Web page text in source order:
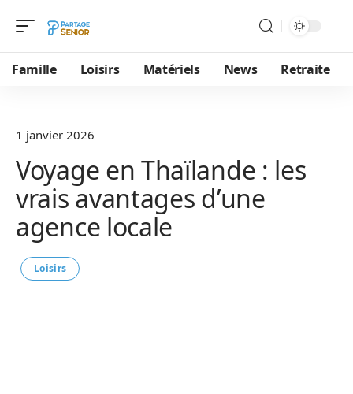
Famille Loisirs Matériels News Retraite
1 janvier 2026
Voyage en Thaïlande : les
vrais avantages d’une
agence locale
Loisirs